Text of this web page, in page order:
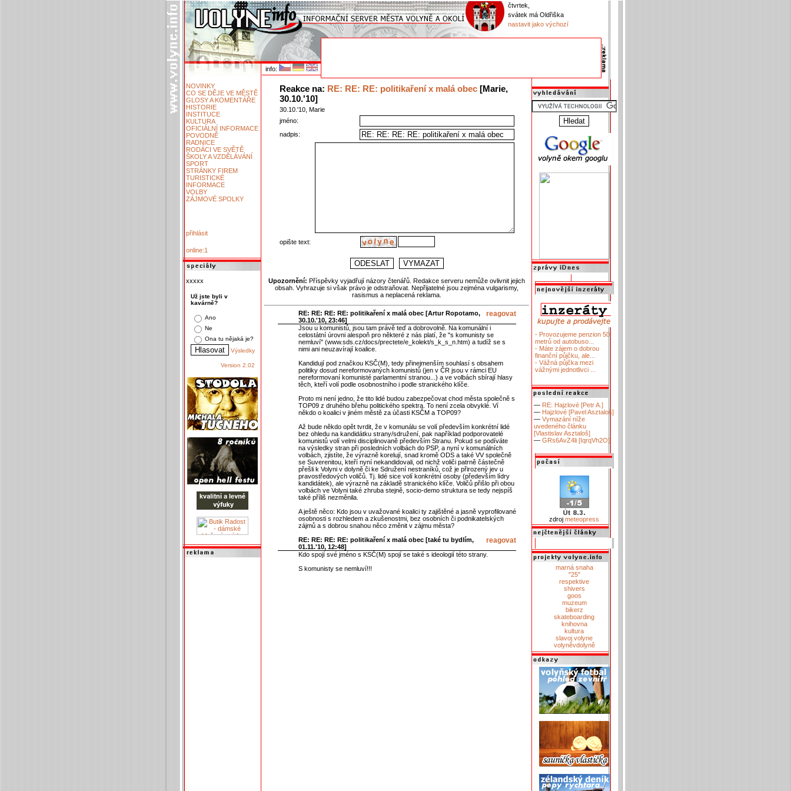
čtvrtek,
svátek má Oldřiška
nastavit jako výchozí
info:
NOVINKY
CO SE DĚJE VE MĚSTĚ
GLOSY A KOMENTÁŘE
HISTORIE
INSTITUCE
KULTURA
OFICIÁLNÍ INFORMACE
POVODNĚ
RADNICE
RODÁCI VE SVĚTĚ
ŠKOLY A VZDĚLÁVÁNÍ
SPORT
STRÁNKY FIREM
TURISTICKÉ
INFORMACE
VOLBY
ZÁJMOVÉ SPOLKY
přihlásit
online:1
xxxxx
Už jste byli v
kavárně?
Ano
Ne
Ona tu nějaká je?
Výsledky
Version 2.02
Reakce na: RE: RE: RE: politikaření x malá obec[Marie,
30.10.'10]
30.10.'10, Marie
jméno:
nadpis:
opište text:
Upozornění: Příspěvky vyjadřují názory čtenářů. Redakce serveru nemůže ovlivnit jejich
obsah. Vyhrazuje si však právo je odstraňovat. Nepřijatelné jsou zejména vulgarismy,
rasismus a neplacená reklama.
reagovat
RE: RE: RE: RE: politikaření x malá obec [Artur Ropotamo,
30.10.'10, 23:46]
Jsou u komunistů, jsou tam právě teď a dobrovolně. Na komunální i
celostátní úrovni alespoň pro některé z nás platí, že "s komunisty se
nemluví" (www.sds.cz/docs/prectete/e_kolekt/s_k_s_n.htm) a tudíž se s
nimi ani neuzavírají koalice.
Kandidují pod značkou KSČ(M), tedy přinejmenším souhlasí s obsahem
politiky dosud nereformovaných komunistů (jen v ČR jsou v rámci EU
nereformovaní komunisté parlamentní stranou...) a ve volbách sbírají hlasy
těch, kteří volí podle osobnostního i podle stranického klíče.
Proto mi není jedno, že tito lidé budou zabezpečovat chod města společně s
TOP09 z druhého břehu politického spektra. To není zcela obvyklé. Ví
někdo o koalici v jiném městě za účasti KSČM a TOP09?
Až bude někdo opět tvrdit, že v komunálu se volí především konkrétní lidé
bez ohledu na kandidátku strany/sdružení, pak například podporovatelé
komunistů volí velmi disciplinovaně především Stranu. Pokud se podíváte
na výsledky stran při posledních volbách do PSP, a nyní v komunálních
volbách, zjistíte, že výrazně korelují, snad kromě ODS a také VV společně
se Suverenitou, kteří nyní nekandidovali, od nichž voliči patrně částečně
přešli k Volyni v dolyně či ke Sdružení nestraníků, což je přirozený jev u
pravostředových voličů. Tj. lidé sice volí konkrétní osoby (především lídry
kandidátek), ale výrazně na základě stranického klíče. Voličů přišlo při obou
volbách ve Volyni také zhruba stejně, socio-demo struktura se tedy nejspíš
také příliš nezměnila.
A ještě něco: Kdo jsou v uvažované koalici ty zajištěné a jasně vyprofilované
osobnosti s rozhledem a zkušenostmi, bez osobních či podnikatelských
zájmů a s dobrou snahou něco změnit v zájmu města?
reagovat
RE: RE: RE: RE: politikaření x malá obec [také tu bydlím,
01.11.'10, 12:48]
Kdo spojí své jméno s KSČ(M) spojí se také s ideologií této strany.
S komunisty se nemluví!!!
- Provozujeme penzion 50
metrů od autobuso...
- Máte zájem o dobrou
finanční půjčku, ale...
- Vážná půjčka mezi
vážnými jednotlivci ...
— RE: Hajzlové [Petr A.]
— Hajzlové [Pavel Asztaloš]
— Vymazání níže
uvedeného článku
[Vlastislav Asztaloš]
— GRs6AvZ4li [IqrqVh2O]
zdroj meteopress
marná snaha
"25"
respektive
shivers
goos
muzeum
bikerz
skateboarding
knihovna
kultura
slavoj volyne
volyněvdolyně